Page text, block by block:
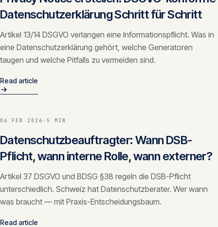
Datenschutzerklärung Schritt für Schritt
Artikel 13/14 DSGVO verlangen eine Informationspflicht. Was in
eine Datenschutzerklärung gehört, welche Generatoren
taugen und welche Pitfalls zu vermeiden sind.
Read article
06 FEB 2026 · 5 MIN
Datenschutzbeauftragter: Wann DSB-
Pflicht, wann interne Rolle, wann externer?
Artikel 37 DSGVO und BDSG §38 regeln die DSB-Pflicht
unterschiedlich. Schweiz hat Datenschutzberater. Wer wann
was braucht — mit Praxis-Entscheidungsbaum.
Read article